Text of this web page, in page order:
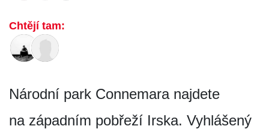
Chtějí tam:
Národní park Connemara najdete
na západním pobřeží Irska. Vyhlášený